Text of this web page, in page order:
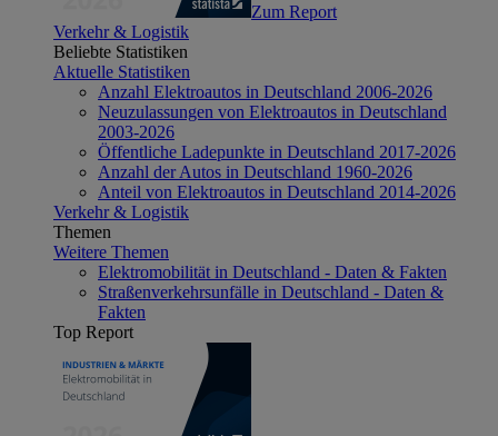
Zum Report
Verkehr & Logistik
Beliebte Statistiken
Aktuelle Statistiken
Anzahl Elektroautos in Deutschland 2006-2026
Neuzulassungen von Elektroautos in Deutschland
2003-2026
Öffentliche Ladepunkte in Deutschland 2017-2026
Anzahl der Autos in Deutschland 1960-2026
Anteil von Elektroautos in Deutschland 2014-2026
Verkehr & Logistik
Themen
Weitere Themen
Elektromobilität in Deutschland - Daten & Fakten
Straßenverkehrsunfälle in Deutschland - Daten &
Fakten
Top Report